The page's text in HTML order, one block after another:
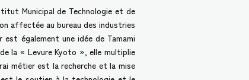
Municipal de Technologie et de
affectée au bureau des industries
également une idée de Tamami
la « Levure Kyoto », elle multiplie
métier est la recherche et la mise